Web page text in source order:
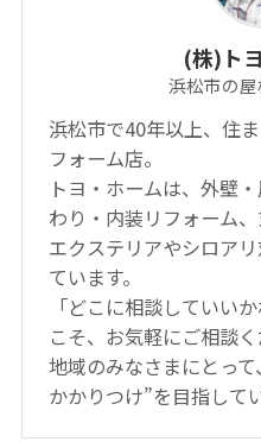
(株)ト
浜松市の
浜松市で40年以上、住
フォーム店。
トヨ・ホームは、外壁
わり・内装リフォーム
エクステリアやシロア
ています。
「どこに相談していい
こそ、お気軽にご相談く
地域のみなさまにとっ
かかりつけ”を目指して